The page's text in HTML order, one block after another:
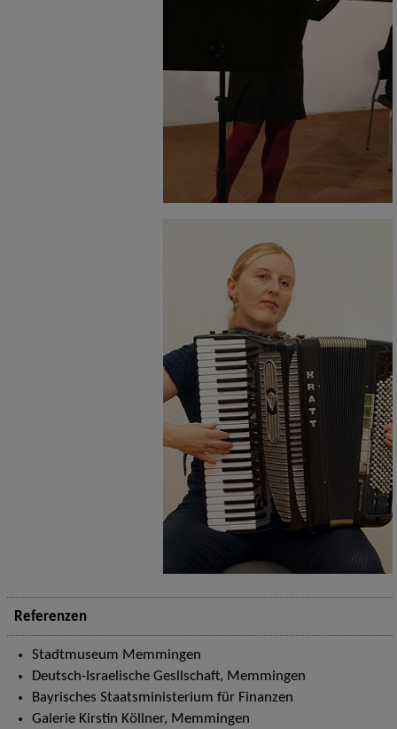
Referenzen
Stadtmuseum Memmingen
Deutsch-Israelische Gesllschaft, Memmingen
Bayrisches Staatsministerium für Finanzen
Galerie Kirstin Köllner, Memmingen